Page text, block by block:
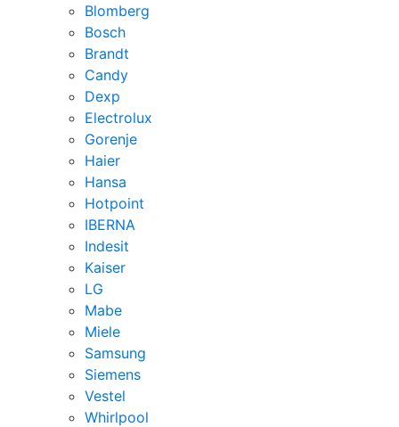
Blomberg
Bosch
Brandt
Candy
Dexp
Electrolux
Gorenje
Haier
Hansa
Hotpoint
IBERNA
Indesit
Kaiser
LG
Mabe
Miele
Samsung
Siemens
Vestel
Whirlpool